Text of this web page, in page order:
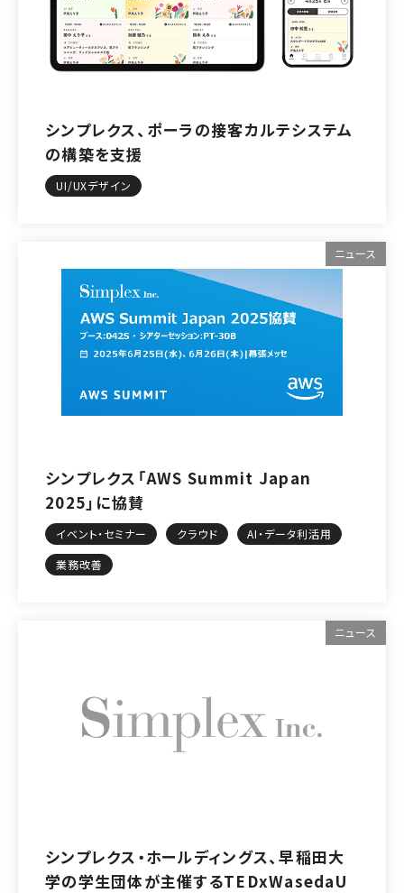
シンプレクス、ポーラの接客カルテシステム
の構築を支援
UI/UXデザイン
ニュース
シンプレクス「AWS Summit Japan
2025」に協賛
イベント・セミナー クラウド
AI・データ利活用
業務改善
ニュース
シンプレクス・ホールディングス、早稲田大
学の学生団体が主催するTEDxWasedaU